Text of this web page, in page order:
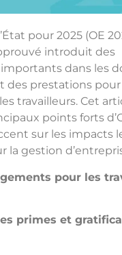
pour 2025 (OE
introduit des
dans les
des prestations pour
travailleurs. Cet
points forts
sur les impacts
la gestion
pour les
primes et